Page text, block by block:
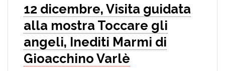
12 dicembre, Visita guidata
alla mostra Toccare gli
angeli, Inediti Marmi di
Gioacchino Varlè